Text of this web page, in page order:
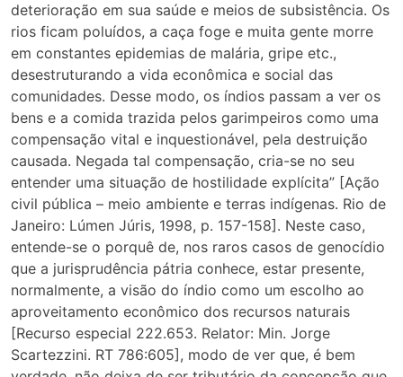
deterioração em sua saúde e meios de subsistência. Os
rios ficam poluídos, a caça foge e muita gente morre
em constantes epidemias de malária, gripe etc.,
desestruturando a vida econômica e social das
comunidades. Desse modo, os índios passam a ver os
bens e a comida trazida pelos garimpeiros como uma
compensação vital e inquestionável, pela destruição
causada. Negada tal compensação, cria-se no seu
entender uma situação de hostilidade explícita” [Ação
civil pública – meio ambiente e terras indígenas. Rio de
Janeiro: Lúmen Júris, 1998, p. 157-158]. Neste caso,
entende-se o porquê de, nos raros casos de genocídio
que a jurisprudência pátria conhece, estar presente,
normalmente, a visão do índio como um escolho ao
aproveitamento econômico dos recursos naturais
[Recurso especial 222.653. Relator: Min. Jorge
Scartezzini. RT 786:605], modo de ver que, é bem